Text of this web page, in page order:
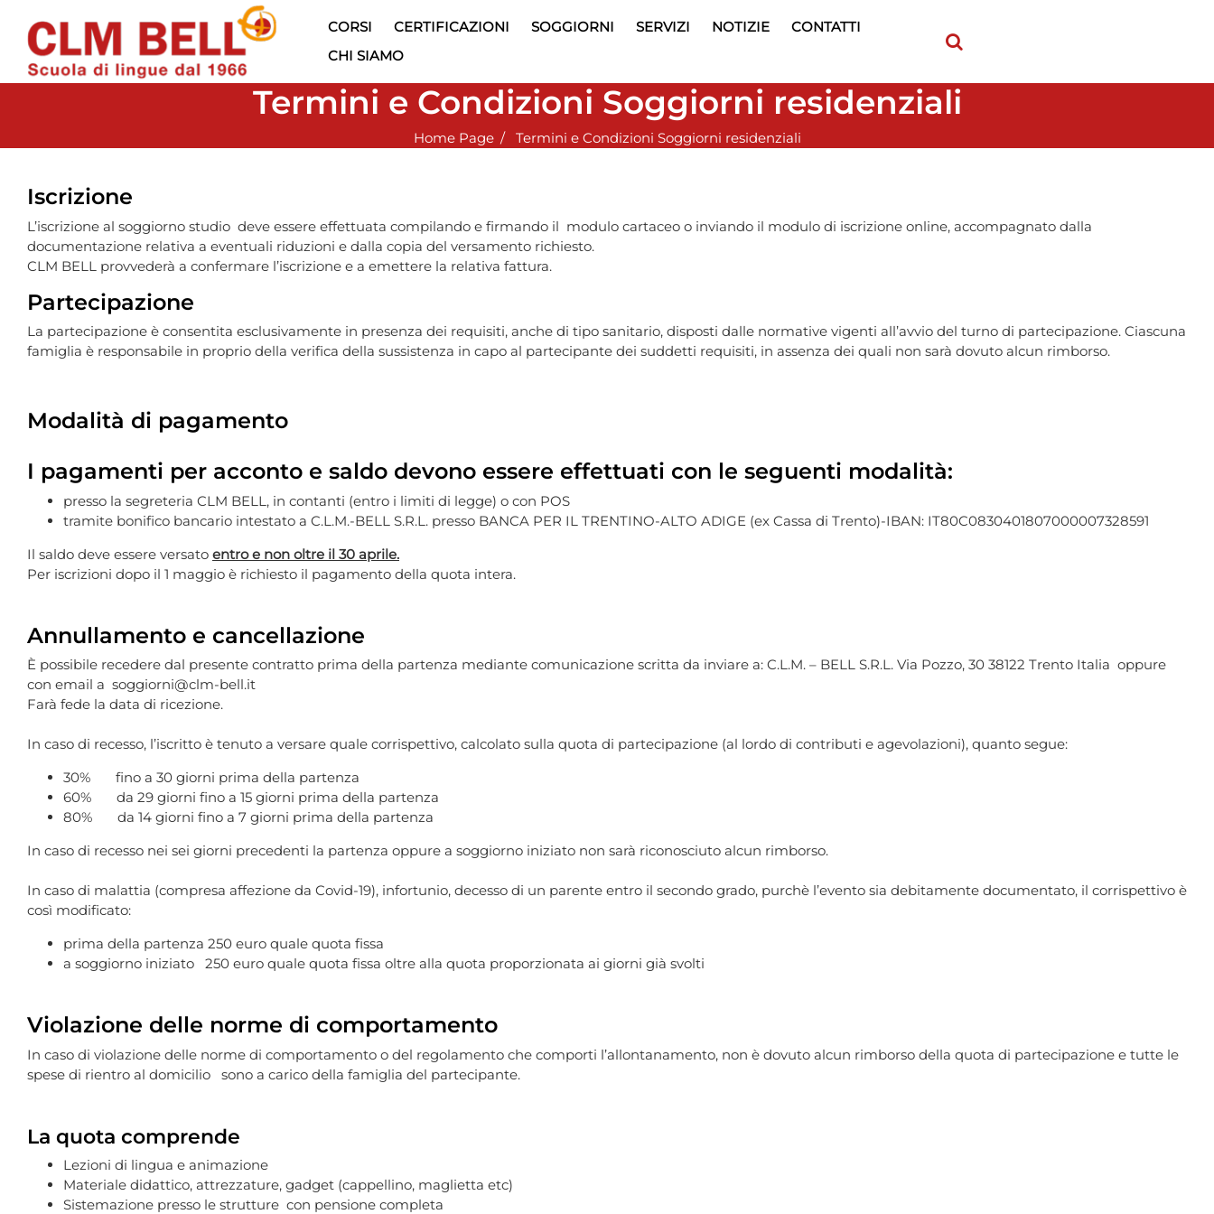
CORSI CERTIFICAZIONI SOGGIORNI SERVIZI NOTIZIE
CONTATTI
CHI SIAMO
Termini e Condizioni Soggiorni residenziali
Home Page Termini e Condizioni Soggiorni residenziali
Iscrizione
L’iscrizione al soggiorno studio deve essere effettuata compilando e firmando il modulo cartaceo o inviando il modulo di iscrizione online, accompagnato dalla
documentazione relativa a eventuali riduzioni e dalla copia del versamento richiesto.
CLM BELL provvederà a confermare l’iscrizione e a emettere la relativa fattura.
Partecipazione
La partecipazione è consentita esclusivamente in presenza dei requisiti, anche di tipo sanitario, disposti dalle normative vigenti all’avvio del turno di partecipazione. Ciascuna
famiglia è responsabile in proprio della verifica della sussistenza in capo al partecipante dei suddetti requisiti, in assenza dei quali non sarà dovuto alcun rimborso.
Modalità di pagamento
I pagamenti per acconto e saldo devono essere effettuati con le seguenti modalità:
presso la segreteria CLM BELL, in contanti (entro i limiti di legge) o con POS
tramite bonifico bancario intestato a C.L.M.-BELL S.R.L. presso BANCA PER IL TRENTINO-ALTO ADIGE (ex Cassa di Trento)-IBAN: IT80C0830401807000007328591
Il saldo deve essere versato entro e non oltre il 30 aprile.
Per iscrizioni dopo il 1 maggio è richiesto il pagamento della quota intera.
Annullamento e cancellazione
È possibile recedere dal presente contratto prima della partenza mediante comunicazione scritta da inviare a: C.L.M. – BELL S.R.L. Via Pozzo, 30 38122 Trento Italia oppure
con email a soggiorni@clm-bell.it
Farà fede la data di ricezione.
In caso di recesso, l’iscritto è tenuto a versare quale corrispettivo, calcolato sulla quota di partecipazione (al lordo di contributi e agevolazioni), quanto segue:
30% fino a 30 giorni prima della partenza
60% da 29 giorni fino a 15 giorni prima della partenza
80% da 14 giorni fino a 7 giorni prima della partenza
In caso di recesso nei sei giorni precedenti la partenza oppure a soggiorno iniziato non sarà riconosciuto alcun rimborso.
In caso di malattia (compresa affezione da Covid-19), infortunio, decesso di un parente entro il secondo grado, purchè l’evento sia debitamente documentato, il corrispettivo è
così modificato:
prima della partenza 250 euro quale quota fissa
a soggiorno iniziato 250 euro quale quota fissa oltre alla quota proporzionata ai giorni già svolti
Violazione delle norme di comportamento
In caso di violazione delle norme di comportamento o del regolamento che comporti l’allontanamento, non è dovuto alcun rimborso della quota di partecipazione e tutte le
spese di rientro al domicilio sono a carico della famiglia del partecipante.
La quota comprende
Lezioni di lingua e animazione
Materiale didattico, attrezzature, gadget (cappellino, maglietta etc)
Sistemazione presso le strutture con pensione completa